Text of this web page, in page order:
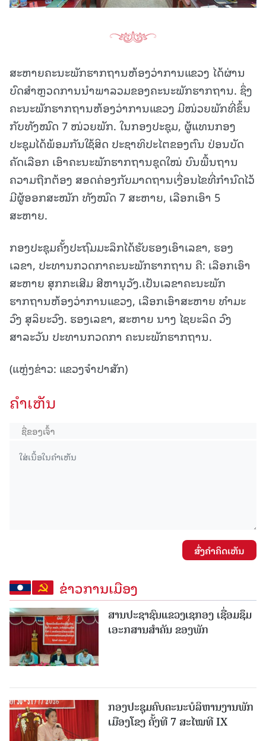
ສະຫາຍຄະນະພັກຮາກຖານຫ້ອງວ່າການແຂວງ ໄດ້ຜ່ານ
ບົດສຳຫຼວດການນຳພາລວມຂອງຄະນະພັກຮາກຖານ. ຊຶ່ງ
ຄະນະພັກຮາກຖານຫ້ອງວ່າການແຂວງ ມີໜ່ວຍພັກທີ່ຂຶ້ນ
ກັບທັງໝົດ 7 ໜ່ວຍພັກ. ໃນກອງປະຊຸມ, ຜູ້ແທນກອງ
ປະຊຸມໄດ້ພ້ອມກັນໃຊ້ສິດ ປະຊາທິປະໄຕຂອງຕົນ ປ່ອນບັດ
ຄັດເລືອກ ເອົາຄະນະພັກຮາກຖານຊຸດໃໝ່ ບົນພື້ນຖານ
ຄວາມຖືກຕ້ອງ ສອດຄ່ອງກັບມາດຖານເງື່ອນໄຂທີ່ກຳນົດໄວ້
ມີຜູ້ອອກສະໝັກ ທັງໝົດ 7 ສະຫາຍ, ເລືອກເອົາ 5
ສະຫາຍ.
ກອງປະຊຸມຄັ້ງປະຖົມມະລຶກໄດ້ຮັບຮອງເອົາເລຂາ, ຮອງ
ເລຂາ, ປະທານກວດກາຄະນະພັກຮາກຖານ ຄື: ເລືອກເອົາ
ສະຫາຍ ສຸກກະເສີມ ສີຫານຸວັງ.ເປັນເລຂາຄະນະພັກ
ຮາກຖານຫ້ອງວ່າການແຂວງ, ເລືອກເອົາສະຫາຍ ທຳມະ
ວົງ ສຸລິຍະວົງ. ຮອງເລຂາ, ສະຫາຍ ນາງ ໄຊຍະລິດ ວົງ
ສາລະວັນ ປະທານກວດກາ ຄະນະພັກຮາກຖານ.
(ແຫຼ່ງຂ່າວ: ແຂວງຈໍາປາສັກ)
ຄໍາເຫັນ
ສົ່ງຄໍາຄິດເຫັນ
ຂ່າວການເມືອງ
ສານປະຊາຊົນແຂວງເຊກອງ ເຊື່ອມຊຶມ
ເອະກສານສໍາຄັນ ຂອງພັກ
ກອງປະຊຸມຄົບຄະນະບໍລິຫານງານພັກ
ເມືອງໂຂງ ຄັ້ງທີ 7 ສະໄໝທີ IX